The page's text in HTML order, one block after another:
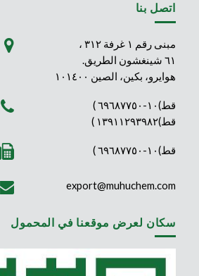
اتصل بنا
مبنى رقم ١ غرفة ٣١٢ ،
٦١ شينغشون الطريق.
هوايرو، بكين، الصين ١٠١٤٠٠
قط)١٠-٦٩٦٨٧٧٥٠ )
قط)١٣٩١١٢٩٣٩٨٢ )
قط)١٠-٦٩٦٨٧٧٥٠ )
export@muhuchem.com
سكان لعرض موقعنا في المحمول